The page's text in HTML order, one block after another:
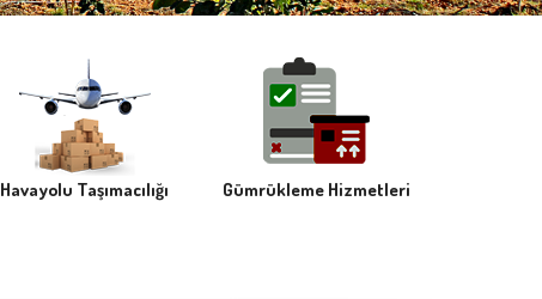
Havayolu Taşımacılığı Gümrükleme Hizmetleri